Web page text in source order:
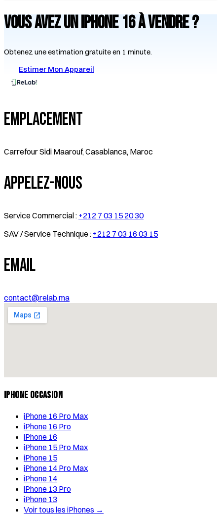
Vous avez uniPhone 16à vendre ?
Obtenez une estimation gratuite en 1 minute.
Estimer Mon Appareil
Emplacement
Carrefour Sidi Maarouf, Casablanca, Maroc
Appelez-Nous
Service Commercial : +212 7 03 15 20 30
SAV / Service Technique : +212 7 03 16 03 15
Email
contact@relab.ma
iPhone Occasion
iPhone 16 Pro Max
iPhone 16 Pro
iPhone 16
iPhone 15 Pro Max
iPhone 15
iPhone 14 Pro Max
iPhone 14
iPhone 13 Pro
iPhone 13
Voir tous les iPhones →